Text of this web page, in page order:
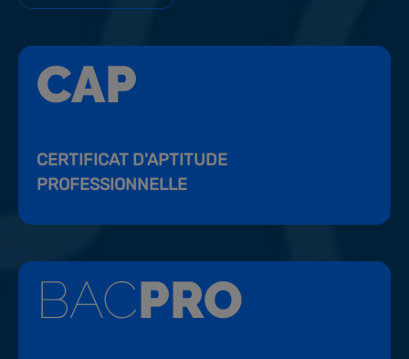
CERTIFICAT D'APTITUDE
PROFESSIONNELLE